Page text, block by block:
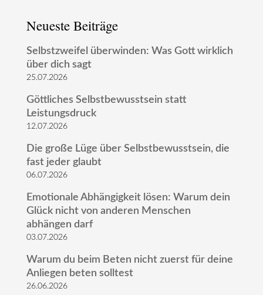
Neueste Beiträge
Selbstzweifel überwinden: Was Gott wirklich
über dich sagt
25.07.2026
Göttliches Selbstbewusstsein statt
Leistungsdruck
12.07.2026
Die große Lüge über Selbstbewusstsein, die
fast jeder glaubt
06.07.2026
Emotionale Abhängigkeit lösen: Warum dein
Glück nicht von anderen Menschen
abhängen darf
03.07.2026
Warum du beim Beten nicht zuerst für deine
Anliegen beten solltest
26.06.2026